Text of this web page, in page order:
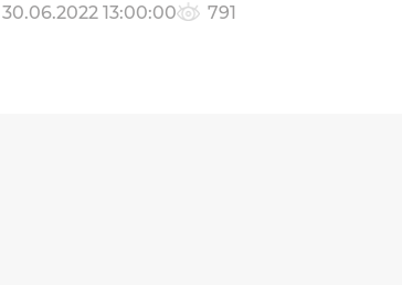
30.06.2022 13:00:00 791